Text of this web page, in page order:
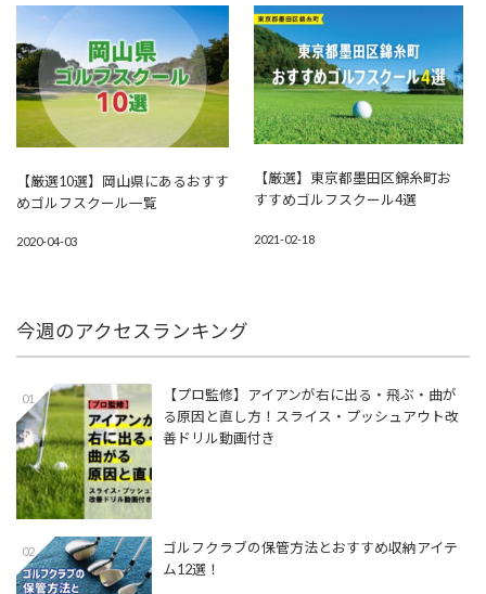
【厳選10選】岡山県にあるおすす
めゴルフスクール一覧
2020-04-03
【厳選】東京都墨田区錦糸町お
すすめゴルフスクール4選
2021-02-18
今週のアクセスランキング
01
【プロ監修】アイアンが右に出る・飛ぶ・曲が
る原因と直し方！スライス・プッシュアウト改
善ドリル動画付き
02
ゴルフクラブの保管方法とおすすめ収納アイテ
ム12選！